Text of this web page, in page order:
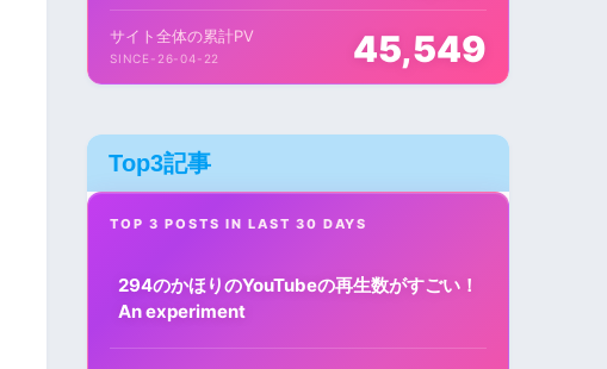
サイト全体の累計PV
SINCE-26-04-22 45,549
Top3記事
TOP 3 POSTS IN LAST 30 DAYS
294のかほりのYouTubeの再生数がすごい！
An experiment